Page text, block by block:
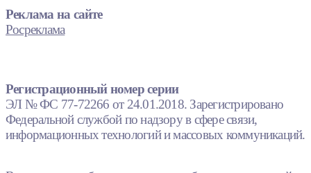
Реклама на сайте
Росреклама
Регистрационный номер серии
ЭЛ № ФС 77-72266 от 24.01.2018. Зарегистрировано
Федеральной службой по надзору в сфере связи,
информационных технологий и массовых коммуникаций.